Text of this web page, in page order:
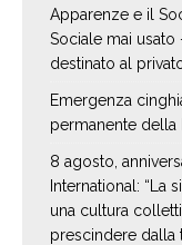
Apparenze e il
Sociale mai
destinato al
Emergenza
permanente della
8 agosto,
International: “La
una cultura
prescindere dalla